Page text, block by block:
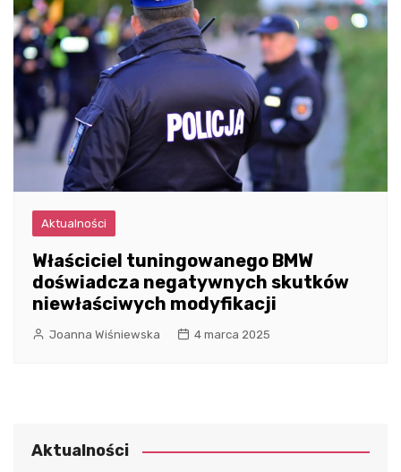
Aktualności
Właściciel tuningowanego BMW
doświadcza negatywnych skutków
niewłaściwych modyfikacji
Joanna Wiśniewska 4 marca 2025
Aktualności